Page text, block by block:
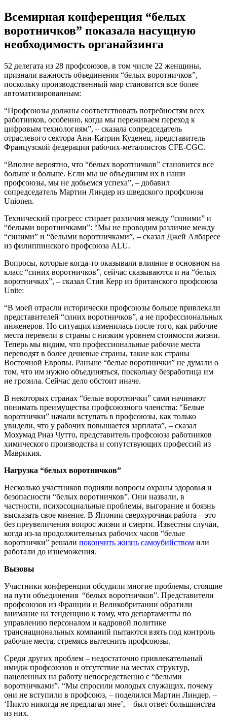
Всемирная конференция “белых
воротничков” показала насущную
необходимость органайзинга
52 делегата из 28 профсоюзов, в том числе 22 женщины,
признали важность объединения “белых воротничков”,
поскольку производственный мир становится все более
автоматизированным:
“Профсоюзы должны соответствовать потребностям всех
работников, особенно, когда мы переживаем переход к
цифровым технологиям”, – сказала сопредседатель
отраслевого сектора Анн-Катрин Куденец, представитель
Французской федерации рабочих-металлистов CFE-CGC.
“Вполне вероятно, что “белых воротничков” становится все
больше и больше. Если мы не объединим их в наши
профсоюзы, мы не добьемся успеха”, – добавил
сопредседатель Мартин Линдер из шведского профсоюза
Unionen.
Технический прогресс стирает различия между “синими” и
“белыми воротничками”: “Мы не проводим различие между
“синими” и “белыми воротничками”, – сказал Джей Албаресе
из филиппинского профсоюза ALU.
Вопросы, которые когда-то оказывали влияние в основном на
класс “синих воротничков”, сейчас сказываются и на “белых
воротничках”, – сказал Стив Керр из британского профсоюза
Unite:
“В моей отрасли исторически профсоюзы больше привлекали
представителей “синих воротничков”, а не профессиональных
инженеров. Но ситуация изменилась после того, как рабочие
места перевели в страны с низким уровнем стоимости жизни.
Теперь мы видим, что профессиональные рабочие места
переводят в более дешевые страны, такие как страны
Восточной Европы. Раньше “белые воротнички” не думали о
том, что им нужно объединяться, поскольку безработица им
не грозила. Сейчас дело обстоит иначе.
В некоторых странах “белые воротнички” сами начинают
понимать преимущества профсоюзного членства: “Белые
воротнички” начали вступать в профсоюзы, как только
увидели, что у рабочих повышается зарплата”, – сказал
Мохумад Риаз Чутто, представитель профсоюза работников
химического производства и сопутствующих профессий из
Маврикия.
Нагрузка “белых воротничков”
Несколько участников подняли вопросы охраны здоровья и
безопасности “белых воротничков”. Они назвали, в
частности, психосоциальные проблемы, выгорание и боязнь
высказать свое мнение. В Японии сверхурочная работа – это
без преувеличения вопрос жизни и смерти. Известны случаи,
когда из-за продолжительных рабочих часов “белые
воротнички” решали покончить жизнь самоубийством или
работали до изнеможения.
Вызовы
Участники конференции обсудили многие проблемы, стоящие
на пути объединения “белых воротничков”. Представители
профсоюзов из Франции и Великобритании обратили
внимание на тенденцию к тому, что департаменты по
управлению персоналом и кадровой политике
транснациональных компаний пытаются взять под контроль
рабочие места, стремясь вытеснить профсоюзы.
Среди других проблем – недостаточно привлекательный
имидж профсоюзов и отсутствие на местах структур,
нацеленных на работу непосредственно с “белыми
воротничками”. “Мы спросили молодых служащих, почему
они не вступили в профсоюз, – поделился Мартин Линдер. –
‘Никто никогда не предлагал мне’, – был ответ большинства
из них.